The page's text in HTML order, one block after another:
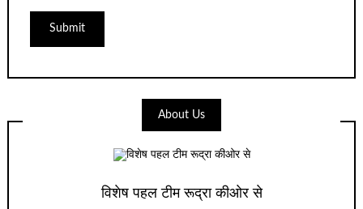
About Us
विशेष पहल टीम रूद्रा कीओर से